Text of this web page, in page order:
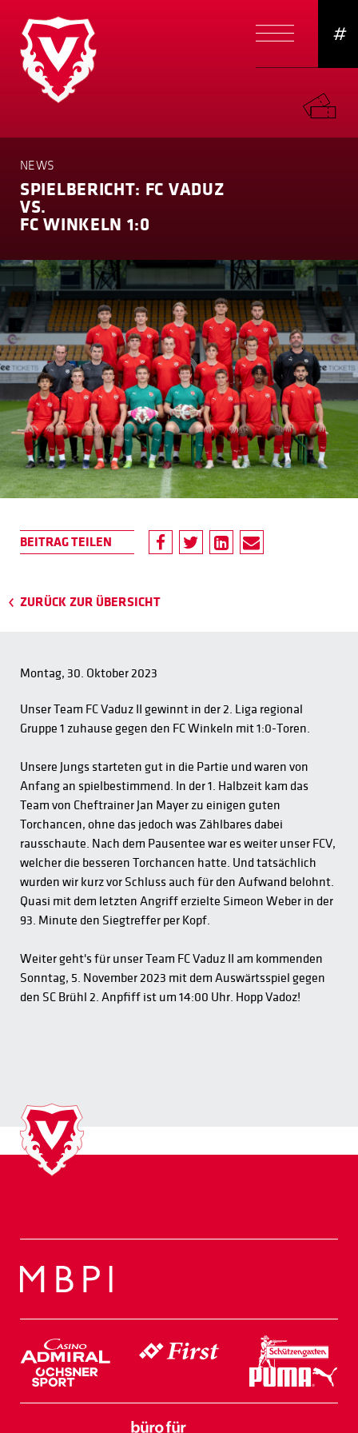
#
NEWS
SPIELBERICHT: FC VADUZ
VS.
FC WINKELN 1:0
ZURÜCK ZUR ÜBERSICHT
Montag, 30. Oktober 2023
Unser Team FC Vaduz II gewinnt in der 2. Liga regional
Gruppe 1 zuhause gegen den FC Winkeln mit 1:0-Toren.
Unsere Jungs starteten gut in die Partie und waren von
Anfang an spielbestimmend. In der 1. Halbzeit kam das
Team von Cheftrainer Jan Mayer zu einigen guten
Torchancen, ohne das jedoch was Zählbares dabei
rausschaute. Nach dem Pausentee war es weiter unser FCV,
welcher die besseren Torchancen hatte. Und tatsächlich
wurden wir kurz vor Schluss auch für den Aufwand belohnt.
Quasi mit dem letzten Angriff erzielte Simeon Weber in der
93. Minute den Siegtreffer per Kopf.
Weiter geht's für unser Team FC Vaduz II am kommenden
Sonntag, 5. November 2023 mit dem Auswärtsspiel gegen
den SC Brühl 2. Anpfiff ist um 14:00 Uhr. Hopp Vadoz!